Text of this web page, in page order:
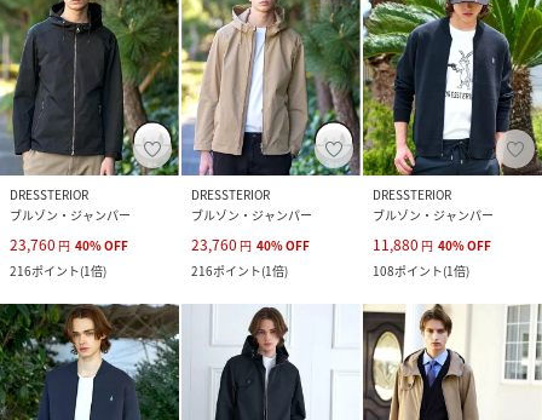
DRESSTERIOR
ブルゾン・ジャンパー
23,760 円 40%OFF
216ポイント(1倍)
DRESSTERIOR
ブルゾン・ジャンパー
23,760 円 40%OFF
216ポイント(1倍)
DRESSTERIOR
ブルゾン・ジャンパー
11,880 円 40%OFF
108ポイント(1倍)